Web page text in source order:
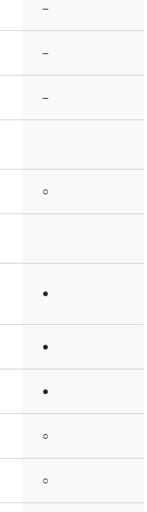
−
−
−
○
●
●
●
○
○